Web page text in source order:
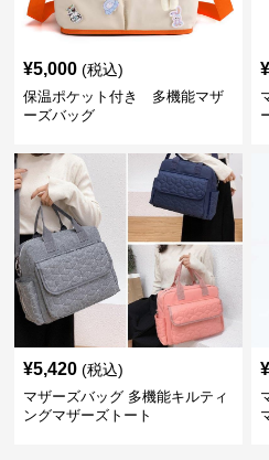
¥5,000 (税込)
保温ポケット付き 多機能マザ
ーズバッグ
¥
¥5,420 (税込)
マザーズバッグ 多機能キルティ
ングマザーズトート
¥